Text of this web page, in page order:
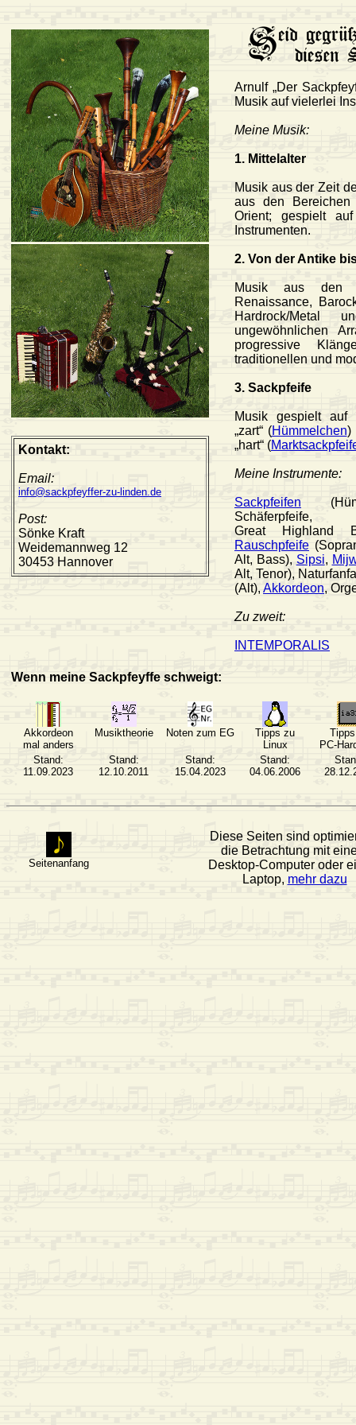
Kontakt:
Email:
info@sackpfeyffer-zu-linden.de
Post:
Sönke Kraft
Weidemannweg 12
30453 Hannover
Arnulf „Der
Musik auf vielerlei
Meine Musik:
1. Mittelalter
Musik aus der Zeit
aus den
Orient; gespielt
Instrumenten.
2. Von der Antike
Musik aus den
Renaissance,
Hardrock/
ungewöhnlichen
progressive
traditionellen und
3. Sackpfeife
Musik gespielt auf
„zart“ (Hümmelchen)
„hart“ (
Meine Instrumente:
Sackpfeifen
Great Highland
Rauschpfeife
Alt, Bass), Sipsi,
Alt, Tenor),
(Alt), Akkordeon,
Zu zweit:
INTEMPORALIS
Wenn meine Sackpfeyffe schweigt:
Akkordeon
mal anders
Musiktheorie Noten zum EG
Tipps zu
Linux
PC-
Stand:
11.09.2023
Stand:
12.10.2011
Stand:
15.04.2023
Stand:
04.06.2006
Seitenanfang
Diese Seiten sind
die Betrachtung mit
Desktop‑Computer oder
Laptop, mehr dazu